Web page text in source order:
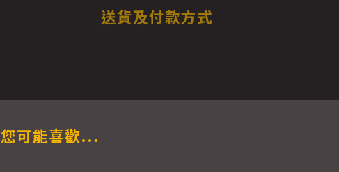
送貨及付款方式
您可能喜歡...